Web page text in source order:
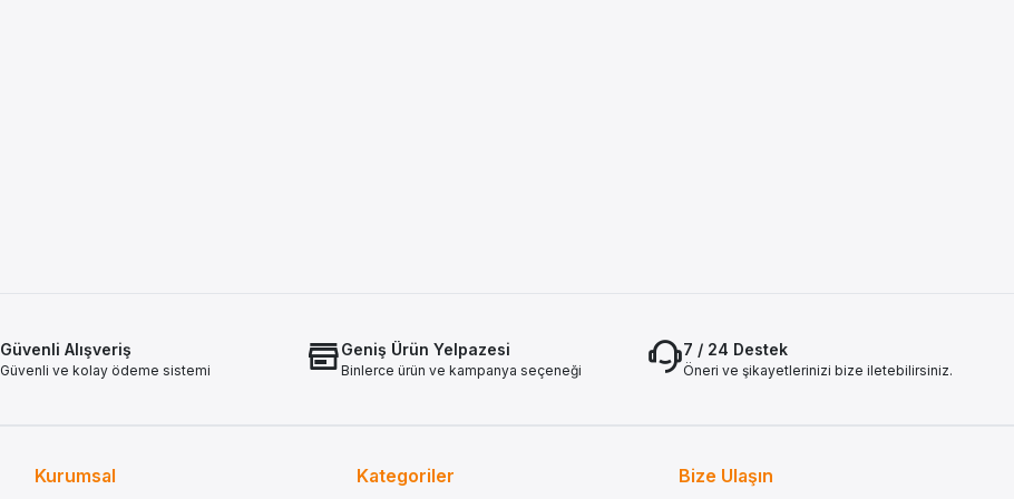
Güvenli Alışveriş
Güvenli ve kolay ödeme sistemi
Geniş Ürün Yelpazesi
Binlerce ürün ve kampanya seçeneği
7 / 24 Destek
Öneri ve şikayetlerinizi bize iletebilirsiniz.
Kurumsal Kategoriler Bize Ulaşın